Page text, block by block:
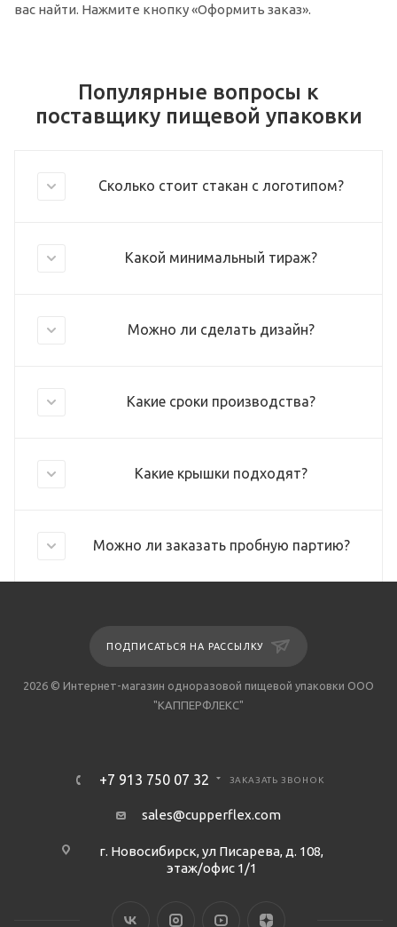
вас найти. Нажмите кнопку «Оформить заказ».
Популярные вопросы к
поставщику пищевой упаковки
Сколько стоит стакан с логотипом?
Какой минимальный тираж?
Можно ли сделать дизайн?
Какие сроки производства?
Какие крышки подходят?
Можно ли заказать пробную партию?
ПОДПИСАТЬСЯ НА РАССЫЛКУ
2026 © Интернет-магазин одноразовой пищевой упаковки ООО
"КАППЕРФЛЕКС"
+7 913 750 07 32 ЗАКАЗАТЬ ЗВОНОК
sales@cupperflex.com
г. Новосибирск, ул Писарева, д. 108,
этаж/офис 1/1